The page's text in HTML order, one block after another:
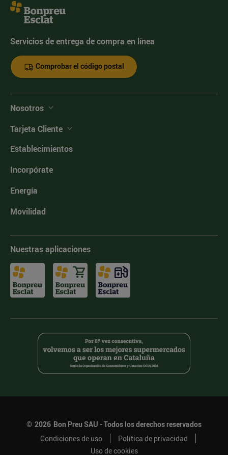
Servicios de entrega de compra en línea
Comprobar el código postal
Nosotros
Tarjeta Cliente
Establecimientos
Incorpórate
Energía
Movilidad
Nuestras aplicaciones
© 2026 Bon Preu SAU - Todos los derechos reservados
Condiciones de uso
Política de privacidad
Uso de cookies